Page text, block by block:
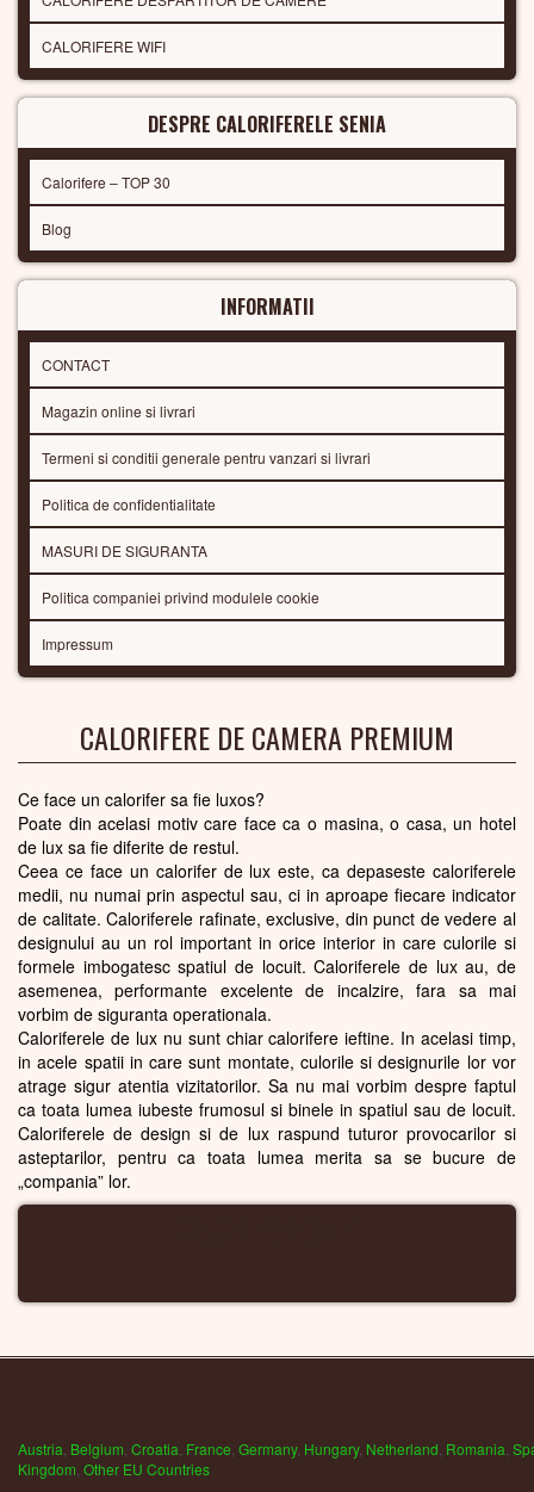
CALORIFERE WIFI
DESPRE CALORIFERELE SENIA
Calorifere – TOP 30
Blog
INFORMATII
CONTACT
Magazin online si livrari
Termeni si conditii generale pentru vanzari si livrari
Politica de confidentialitate
MASURI DE SIGURANTA
Politica companiei privind modulele cookie
Impressum
CALORIFERE DE CAMERA PREMIUM
Ce face un calorifer sa fie luxos?
Poate din acelasi motiv care face ca o masina, o casa, un hotel
de lux sa fie diferite de restul.
Ceea ce face un calorifer de lux este, ca depaseste caloriferele
medii, nu numai prin aspectul sau, ci in aproape fiecare indicator
de calitate. Caloriferele rafinate, exclusive, din punct de vedere al
designului au un rol important in orice interior in care culorile si
formele imbogatesc spatiul de locuit. Caloriferele de lux au, de
asemenea, performante excelente de incalzire, fara sa mai
vorbim de siguranta operationala.
Caloriferele de lux nu sunt chiar calorifere ieftine. In acelasi timp,
in acele spatii in care sunt montate, culorile si designurile lor vor
atrage sigur atentia vizitatorilor. Sa nu mai vorbim despre faptul
ca toata lumea iubeste frumosul si binele in spatiul sau de locuit.
Caloriferele de design si de lux raspund tuturor provocarilor si
asteptarilor, pentru ca toata lumea merita sa se bucure de
„compania” lor.
Austria Belgium Croatia France Germany, Hungary, Netherland Romania
Kingdom Other EU Countries